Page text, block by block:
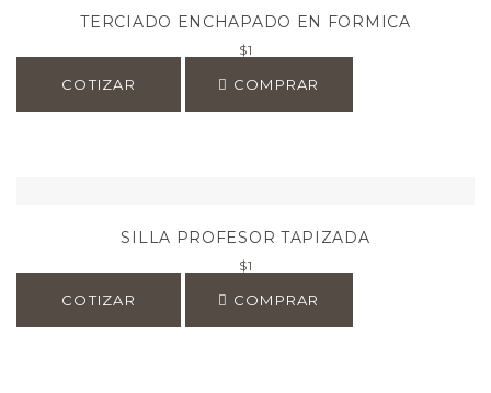
TERCIADO ENCHAPADO EN FORMICA
$1
COTIZAR COMPRAR
SILLA PROFESOR TAPIZADA
$1
COTIZAR COMPRAR